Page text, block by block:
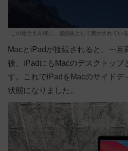
この場合も同様に、接続先として表示されてい
MacとiPadが接続されると、一旦
後、iPadにもMacのデスクトップ
す。これでiPadをMacのサイドデ
状態になりました。